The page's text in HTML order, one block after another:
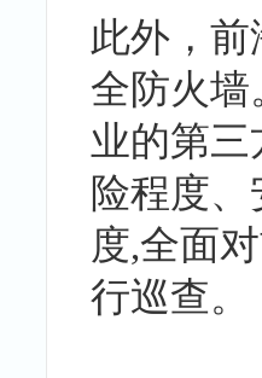
此外，
全防火墙
业的第
险程度
度,全面
行巡查。